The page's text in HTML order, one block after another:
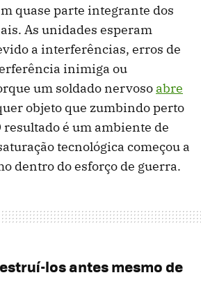
quase parte integrante dos
As unidades esperam
a interferências, erros de
inimiga ou
um soldado nervoso abre
objeto que zumbindo perto
resultado é um ambiente de
tecnológica começou a
dentro do esforço de guerra.
los antes mesmo de